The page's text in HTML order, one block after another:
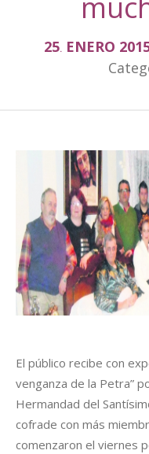
25. ENERO
El público recibe con
venganza de la Petra”
Hermandad del
cofrade con más
comenzaron el viernes